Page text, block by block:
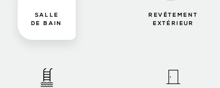
SALLE
DE BAIN
REVÊTEMENT
EXTÉRIEUR